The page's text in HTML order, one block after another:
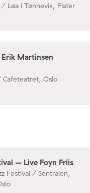
/ Løa i Tønnevik, Fister
Martinsen
Cafeteatret, Oslo
– Live Foyn Friis
Festival / Sentralen,